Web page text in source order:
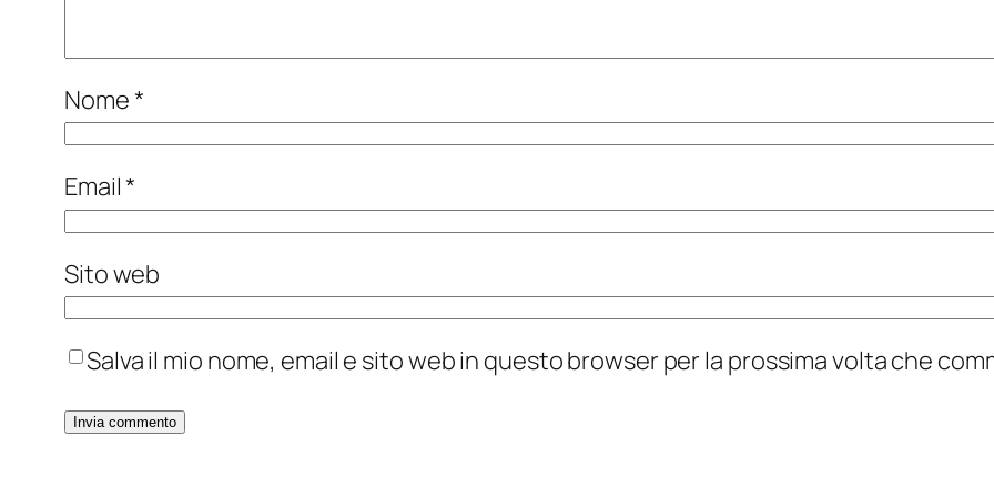
Nome*
Email*
Sito web
Salva il mio nome, email e sito web in questo browser per la prossima volta che